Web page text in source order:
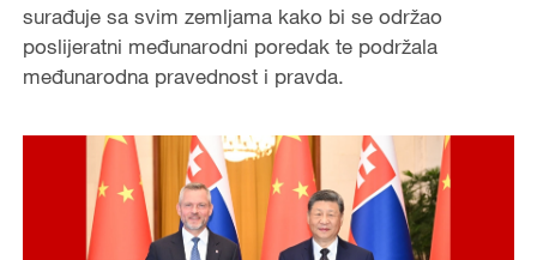
surađuje sa svim zemljama kako bi se održao
poslijeratni međunarodni poredak te podržala
međunarodna pravednost i pravda.